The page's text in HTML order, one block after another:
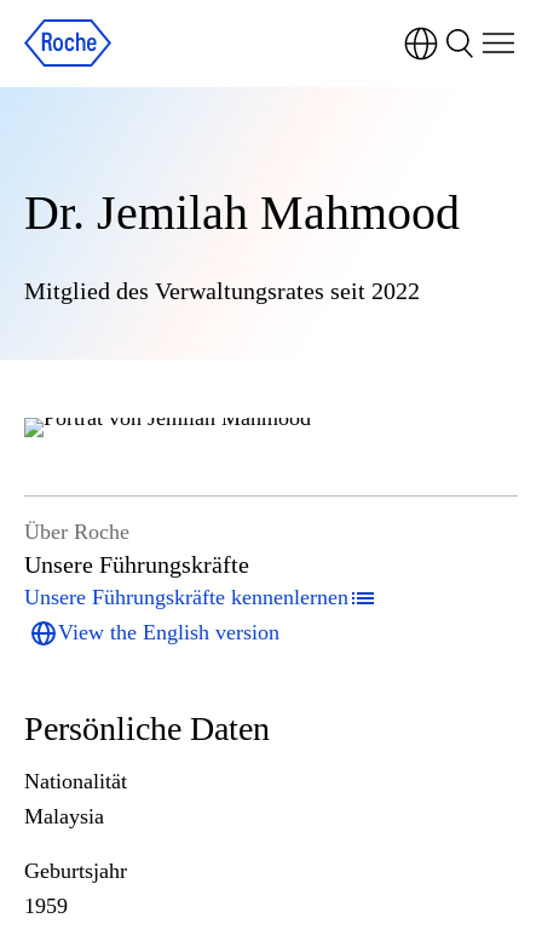
Dr. Jemilah Mahmood
Mitglied des Verwaltungsrates seit 2022
Über Roche
Unsere Führungskräfte
Unsere Führungskräfte kennenlernen
View the English version
Persönliche Daten
Nationalität
Malaysia
Geburtsjahr
1959